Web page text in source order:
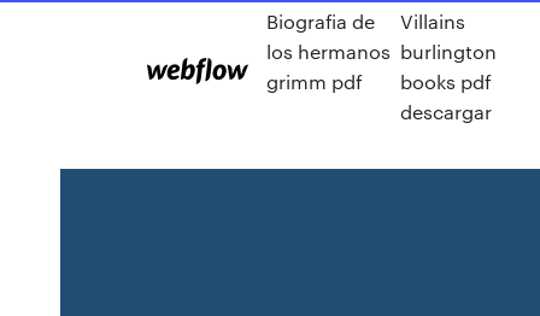
Biografia de
los hermanos
grimm pdf
Villains
burlington
books pdf
descargar